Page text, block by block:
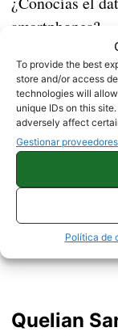
To provide the best
store and/or access
technologies will
unique IDs on this
adversely affect
Gestionar proveedores
Política de
smartphones?
NOTICIAS
Sobre este
Quelian